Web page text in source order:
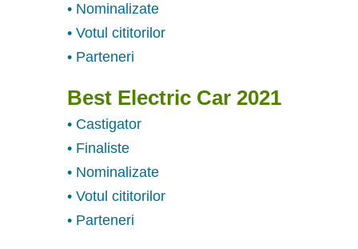
• Nominalizate
• Votul cititorilor
• Parteneri
Best Electric Car 2021
• Castigator
• Finaliste
• Nominalizate
• Votul cititorilor
• Parteneri